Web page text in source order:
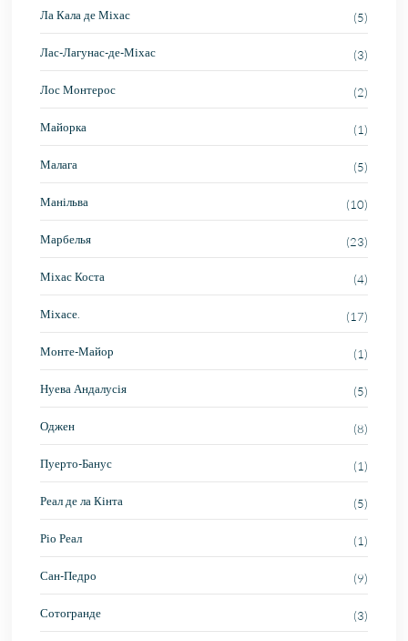
Ла Кала де Міхас (5)
Лас-Лагунас-де-Міхас (3)
Лос Монтерос (2)
Майорка (1)
Малага (5)
Манільва (10)
Марбелья (23)
Міхас Коста (4)
Міхасе. (17)
Монте-Майор (1)
Нуева Андалусія (5)
Оджен (8)
Пуерто-Банус (1)
Реал де ла Кінта (5)
Ріо Реал (1)
Сан-Педро (9)
Сотогранде (3)